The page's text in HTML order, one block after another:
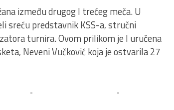
između drugog I trećeg meča. U
sreću predstavnik KSS-a, stručni
turnira. Ovom prilikom je I uručena
Neveni Vučković koja je ostvarila 27